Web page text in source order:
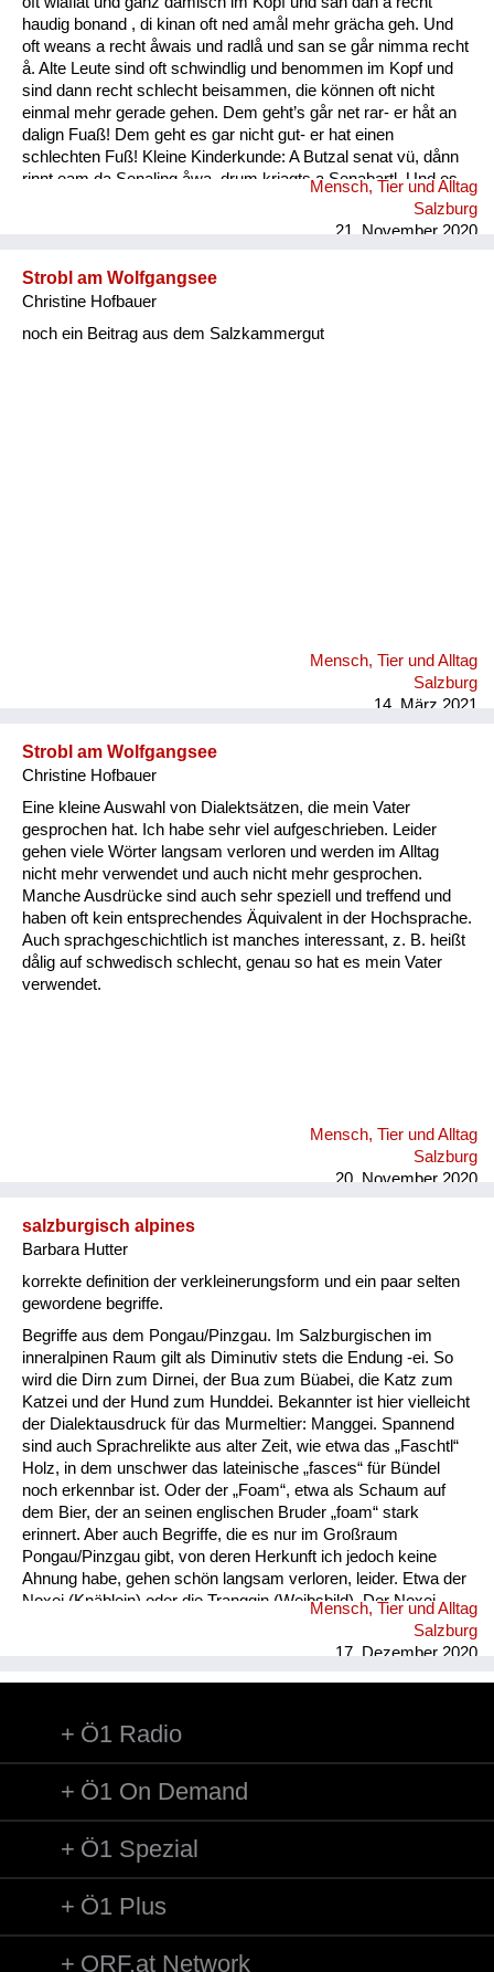
haudig bonand , di kinan oft ned amål mehr grächa geh. Und
oft weans a recht åwais und radlå und san se går nimma recht
å. Alte Leute sind oft schwindlig und benommen im Kopf und
sind dann recht schlecht beisammen, die können oft nicht
einmal mehr gerade gehen. Dem geht’s går net rar- er håt an
dalign Fuaß! Dem geht es gar nicht gut- er hat einen
schlechten Fuß! Kleine Kinderkunde: A Butzal senat vü, dånn
rinnt eam da Senaling åwa, drum kriagts a Senabartl. Und es
is a oft råmig um an Mund. Ein Baby speichelt viel, dann rinnt
Mensch, Tier und Alltag
Salzburg
21. November 2020
Strobl am Wolfgangsee
Christine Hofbauer
noch ein Beitrag aus dem Salzkammergut
Mensch, Tier und Alltag
Salzburg
14. März 2021
Strobl am Wolfgangsee
Christine Hofbauer
Eine kleine Auswahl von Dialektsätzen, die mein Vater
gesprochen hat. Ich habe sehr viel aufgeschrieben. Leider
gehen viele Wörter langsam verloren und werden im Alltag
nicht mehr verwendet und auch nicht mehr gesprochen.
Manche Ausdrücke sind auch sehr speziell und treffend und
haben oft kein entsprechendes Äquivalent in der Hochsprache.
Auch sprachgeschichtlich ist manches interessant, z. B. heißt
dålig auf schwedisch schlecht, genau so hat es mein Vater
verwendet.
Mensch, Tier und Alltag
Salzburg
20. November 2020
salzburgisch alpines
Barbara Hutter
korrekte definition der verkleinerungsform und ein paar selten
gewordene begriffe.
Begriffe aus dem Pongau/Pinzgau. Im Salzburgischen im
inneralpinen Raum gilt als Diminutiv stets die Endung -ei. So
wird die Dirn zum Dirnei, der Bua zum Büabei, die Katz zum
Katzei und der Hund zum Hunddei. Bekannter ist hier vielleicht
der Dialektausdruck für das Murmeltier: Manggei. Spannend
sind auch Sprachrelikte aus alter Zeit, wie etwa das „Faschtl“
Holz, in dem unschwer das lateinische „fasces“ für Bündel
noch erkennbar ist. Oder der „Foam“, etwa als Schaum auf
dem Bier, der an seinen englischen Bruder „foam“ stark
erinnert. Aber auch Begriffe, die es nur im Großraum
Pongau/Pinzgau gibt, von deren Herkunft ich jedoch keine
Ahnung habe, gehen schön langsam verloren, leider. Etwa der
Noxei (Knäblein) oder die Tranggin (Weibsbild). Der Noxei
kann dabei „kasig“ sein, also herzig, die Tranggin durchaus
Mensch, Tier und Alltag
Salzburg
17. Dezember 2020
Ö1 Radio
Ö1 On Demand
Ö1 Spezial
Ö1 Plus
ORF.at Network